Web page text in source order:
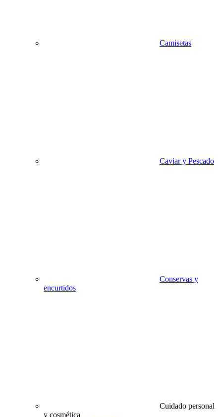
Camisetas
Caviar y Pescado
Conservas y
encurtidos
Cuidado personal
y cosmética